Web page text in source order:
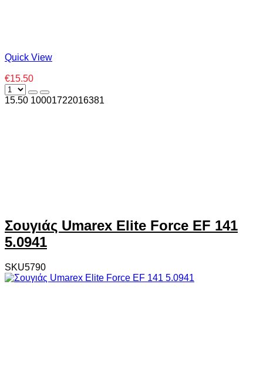
Quick View
€15.50
15.50 10001722016381
Σουγιάς Umarex Elite Force EF 141
5.0941
SKU5790